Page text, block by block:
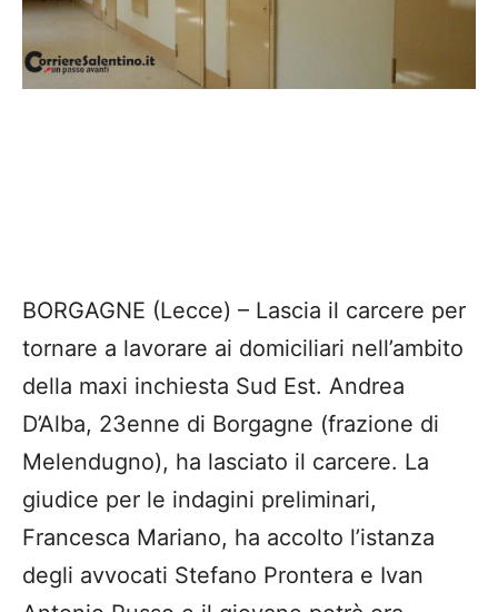
BORGAGNE (Lecce) – Lascia il carcere per
tornare a lavorare ai domiciliari nell’ambito
della maxi inchiesta Sud Est. Andrea
D’Alba, 23enne di Borgagne (frazione di
Melendugno), ha lasciato il carcere. La
giudice per le indagini preliminari,
Francesca Mariano, ha accolto l’istanza
degli avvocati Stefano Prontera e Ivan